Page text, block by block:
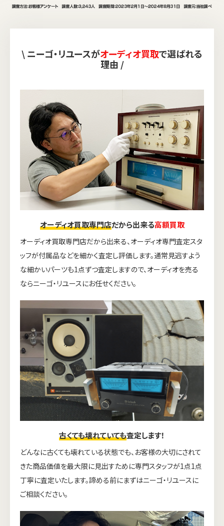
\ ニーゴ・リユースがオーディオ買取で選ばれる
理由 /
オーディオ買取専門店だから出来る高額買取
オーディオ買取専門店だから出来る、オーディオ専門査定スタ
ッフが付属品などを細かく査定し評価します。通常見逃すよう
な細かいパーツも1点ずつ査定しますので、オーディオを売る
ならニーゴ・リユースにお任せください。
古くても壊れていても査定します！
どんなに古くても壊れている状態でも、お客様の大切にされて
きた商品価値を最大限に見出すために専門スタッフが1点1点
丁寧に査定いたします。諦める前にまずはニーゴ・リユースに
ご相談ください。